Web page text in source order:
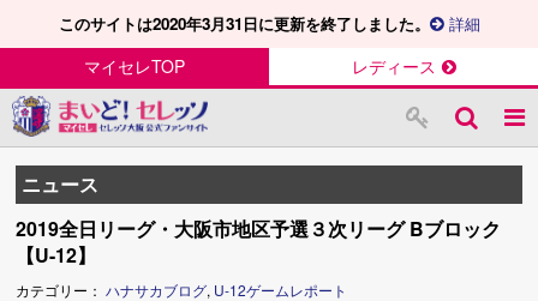
このサイトは2020年3月31日に更新を終了しました。 詳細
マイセレTOP レディース
ニュース
2019全日リーグ・大阪市地区予選３次リーグ Bブロック
【U-12】
カテゴリー：ハナサカブログ, U-12ゲームレポート